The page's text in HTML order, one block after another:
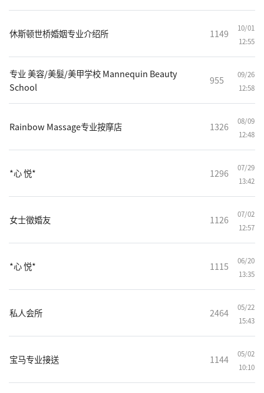
休斯顿世桥婚姻专业介绍所 1149
10/01
12:55
专业 美容/美髮/美甲学校 ​Mannequin Beauty
School
955
09/26
12:58
Rainbow Massage专业按摩店 1326
08/09
12:48
*心 悦* 1296
07/29
13:42
女士徵婚友 1126
07/02
12:57
*心 悦* 1115
06/20
13:35
私人会所 2464
05/22
15:43
宝马专业接送 1144
05/02
10:10